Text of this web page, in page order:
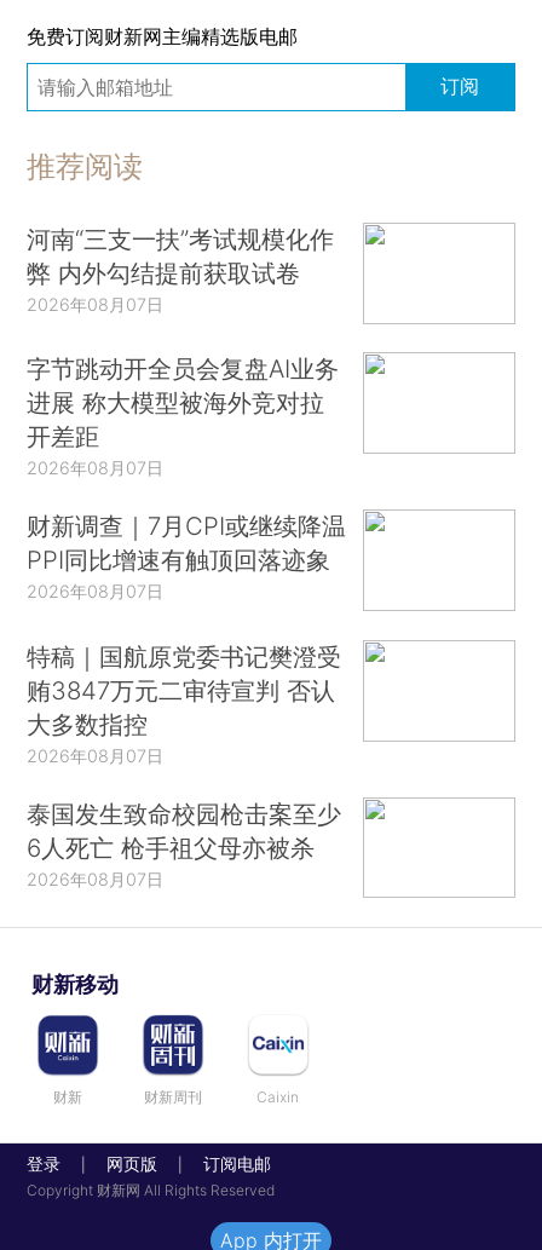
免费订阅财新网主编精选版电邮
订阅
推荐阅读
河南“三支一扶”考试规模化作
弊 内外勾结提前获取试卷
2026年08月07日
字节跳动开全员会复盘AI业务
进展 称大模型被海外竞对拉
开差距
2026年08月07日
财新调查｜7月CPI或继续降温
PPI同比增速有触顶回落迹象
2026年08月07日
特稿｜国航原党委书记樊澄受
贿3847万元二审待宣判 否认
大多数指控
2026年08月07日
泰国发生致命校园枪击案至少
6人死亡 枪手祖父母亦被杀
2026年08月07日
财新移动
财新 财新周刊 Caixin
登录 网页版 订阅电邮
Copyright 财新网 All Rights Reserved
App 内打开